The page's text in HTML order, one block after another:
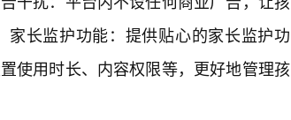
长监护功能：提供贴心的家长监护功
使用时长、内容权限等，更好地管理孩